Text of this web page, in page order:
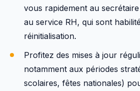
vous rapidement au
au service RH, qui sont
réinitialisation.
Profitez des mises à jour
notamment aux périodes
scolaires, fêtes nationales)